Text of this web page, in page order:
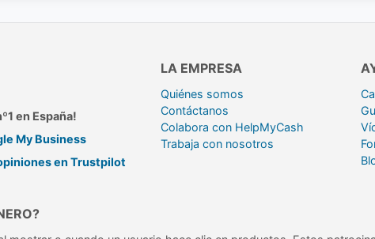
en España!
My Business
en Trustpilot
LA EMPRESA
Quiénes somos
Contáctanos
Colabora con HelpMyCash
Trabaja con nosotros